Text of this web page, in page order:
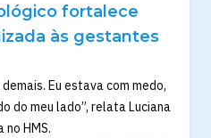
fortalece
às gestantes
Eu estava com medo,
do meu lado”, relata Luciana
HMS.